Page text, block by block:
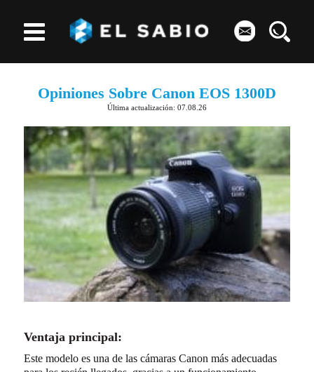
Opiniones Sobre Canon EOS 1300D
Última actualización: 07.08.26
Ventaja principal:
Este modelo es una de las cámaras Canon más adecuadas